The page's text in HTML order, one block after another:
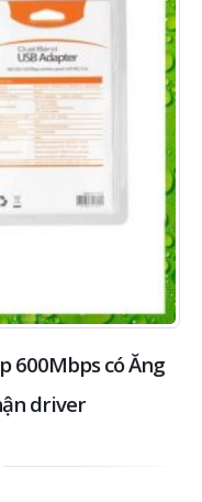
600Mbps có Ăng
driver